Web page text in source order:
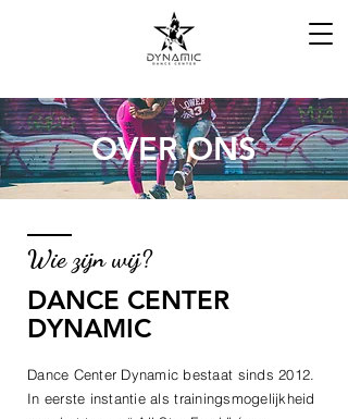
OVER ONS
Wie zijn wij?
DANCE CENTER
DYNAMIC
Dance Center Dynamic bestaat sinds 2012.
In eerste instantie als trainingsmogelijkheid